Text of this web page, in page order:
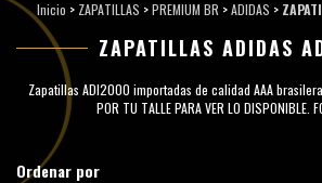
Inicio > ZAPATILLAS > PREMIUM BR > ADIDAS >
ZAPATILLAS ADIDAS
Zapatillas ADI2000 importadas de calidad AAA
POR TU TALLE PARA VER LO DISPONIBLE.
Ordenar por